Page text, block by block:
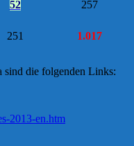
52 257
251 1.017
sind die folgenden Links:
2013-en.htm